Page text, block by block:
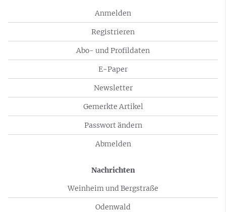
Anmelden
Registrieren
Abo- und Profildaten
E-Paper
Newsletter
Gemerkte Artikel
Passwort ändern
Abmelden
Nachrichten
Weinheim und Bergstraße
Odenwald